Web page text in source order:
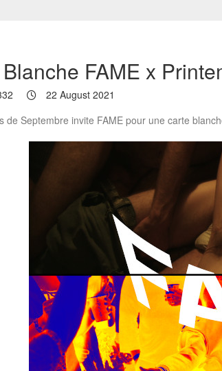
FAME x
22 August 2021
de Septembre invite FAME pour une carte